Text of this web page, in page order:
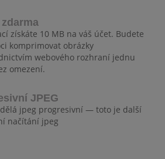
získáte 10 MB na váš účet. Budete
komprimovat obrázky
webového rozhraní jednu
omezení.
JPEG
jpeg progresivní — toto je další
načítání jpeg